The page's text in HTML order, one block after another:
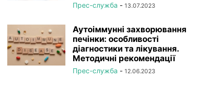
Прес-служба - 13.07.2023
Аутоіммунні захворювання
печінки: особливості
діагностики та лікування.
Методичні рекомендації
Прес-служба - 12.06.2023